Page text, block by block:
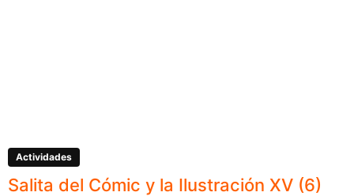
Actividades
Salita del Cómic y la Ilustración XV (6)